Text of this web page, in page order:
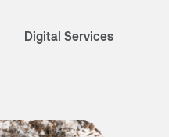
Digital Services